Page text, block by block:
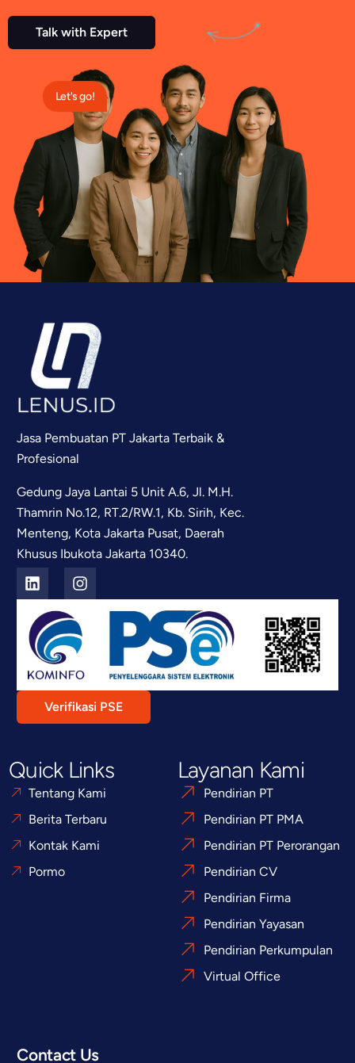
Talk with Expert
Let's go!
Jasa Pembuatan PT Jakarta Terbaik &
Profesional
Gedung Jaya Lantai 5 Unit A.6, Jl. M.H.
Thamrin No.12, RT.2/RW.1, Kb. Sirih, Kec.
Menteng, Kota Jakarta Pusat, Daerah
Khusus Ibukota Jakarta 10340.
Verifikasi PSE
Quick Links
Tentang Kami
Berita Terbaru
Kontak Kami
Pormo
Layanan Kami
Pendirian PT
Pendirian PT PMA
Pendirian PT Perorangan
Pendirian CV
Pendirian Firma
Pendirian Yayasan
Pendirian Perkumpulan
Virtual Office
Contact Us